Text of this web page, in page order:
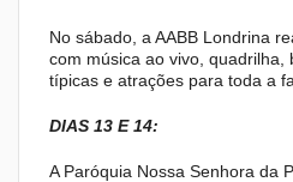
No sábado, a AABB Londrina
com música ao vivo, quadrilha,
típicas e atrações para toda a
DIAS 13 E 14:
A Paróquia Nossa Senhora da